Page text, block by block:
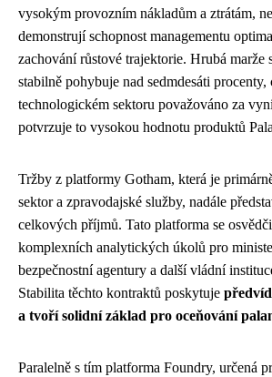
vysokým provozním nákladům a ztrátám,
demonstrují schopnost managementu
zachování růstové trajektorie. Hrubá marže
stabilně pohybuje nad sedmdesáti procenty,
technologickém sektoru považováno za
potvrzuje to vysokou hodnotu produktů
Tržby z platformy Gotham, která je
sektor a zpravodajské služby, nadále
celkových příjmů. Tato platforma se
komplexních analytických úkolů pro
bezpečnostní agentury a další vládní
Stabilita těchto kontraktů poskytuje
a tvoří solidní základ pro oceňování
Paralelně s tím platforma Foundry, určená